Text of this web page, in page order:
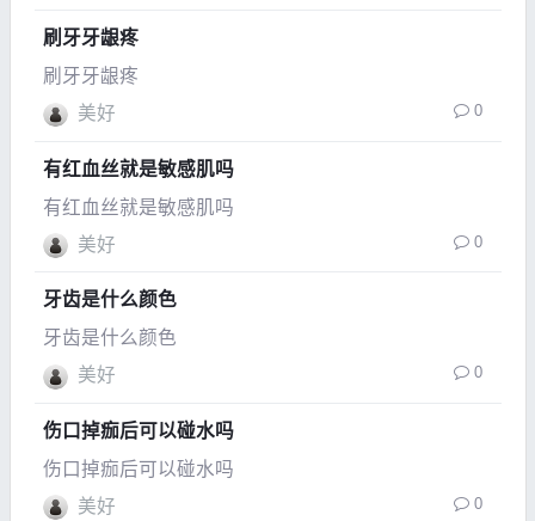
刷牙牙龈疼
刷牙牙龈疼
美好
0
有红血丝就是敏感肌吗
有红血丝就是敏感肌吗
美好
0
牙齿是什么颜色
牙齿是什么颜色
美好
0
伤口掉痂后可以碰水吗
伤口掉痂后可以碰水吗
美好
0